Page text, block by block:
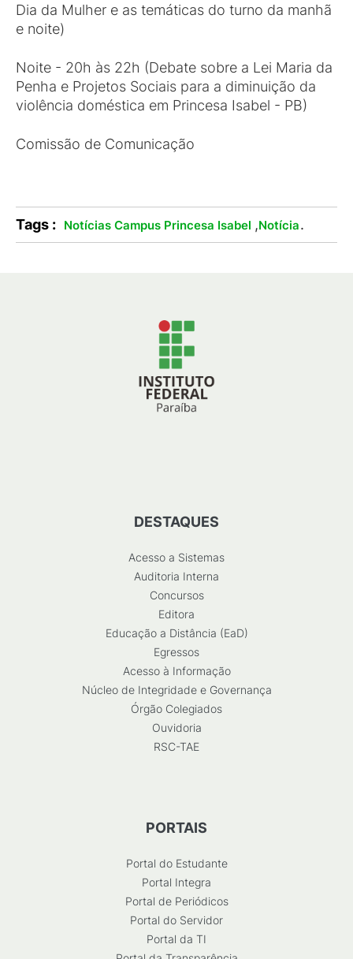
Dia da Mulher e as temáticas do turno da manhã
e noite)
Noite - 20h às 22h (Debate sobre a Lei Maria da
Penha e Projetos Sociais para a diminuição da
violência doméstica em Princesa Isabel - PB)
Comissão de Comunicação
Tags : Notícias Campus Princesa Isabel ,Notícia.
DESTAQUES
Acesso a Sistemas
Auditoria Interna
Concursos
Editora
Educação a Distância (EaD)
Egressos
Acesso à Informação
Núcleo de Integridade e Governança
Órgão Colegiados
Ouvidoria
RSC-TAE
PORTAIS
Portal do Estudante
Portal Integra
Portal de Periódicos
Portal do Servidor
Portal da TI